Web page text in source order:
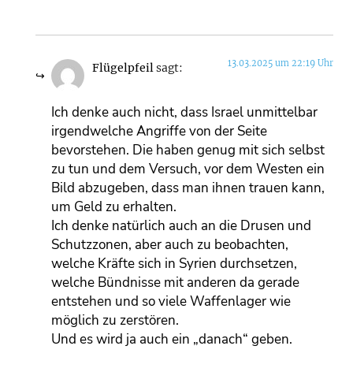
Flügelpfeilsagt: 13.03.2025 um 22:19 Uhr
Ich denke auch nicht, dass Israel unmittelbar
irgendwelche Angriffe von der Seite
bevorstehen. Die haben genug mit sich selbst
zu tun und dem Versuch, vor dem Westen ein
Bild abzugeben, dass man ihnen trauen kann,
um Geld zu erhalten.
Ich denke natürlich auch an die Drusen und
Schutzzonen, aber auch zu beobachten,
welche Kräfte sich in Syrien durchsetzen,
welche Bündnisse mit anderen da gerade
entstehen und so viele Waffenlager wie
möglich zu zerstören.
Und es wird ja auch ein „danach“ geben.